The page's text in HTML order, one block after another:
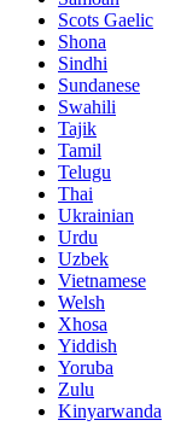
Scots Gaelic
Shona
Sindhi
Sundanese
Swahili
Tajik
Tamil
Telugu
Thai
Ukrainian
Urdu
Uzbek
Vietnamese
Welsh
Xhosa
Yiddish
Yoruba
Zulu
Kinyarwanda